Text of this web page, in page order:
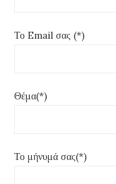
Το Email σας (*)
Θέμα(*)
Το μήνυμά σας(*)